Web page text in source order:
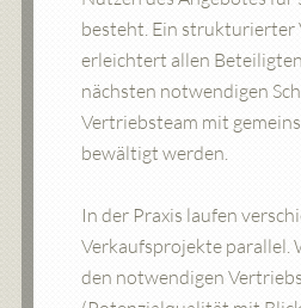
besteht. Ein strukturierter
erleichtert allen
nächsten notwendigen
Vertriebsteam mit
bewältigt werden.
In der Praxis laufen
Verkaufsprojekte parallel.
den notwendigen